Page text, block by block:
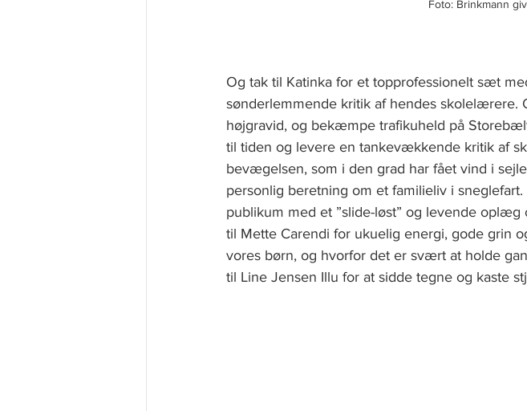
Foto: Brinkmann
Og tak til Katinka for et topprofessionelt sæt
sønderlemmende kritik af hendes
højgravid, og bekæmpe trafikuheld på
til tiden og levere en tankevækkende kritik af
bevægelsen, som i den grad har fået vind i
personlig beretning om et familieliv i
publikum med et ”slide-løst” og levende
til Mette Carendi for ukuelig energi, gode grin
vores børn, og hvorfor det er svært at holde
til Line Jensen Illu for at sidde tegne og kaste